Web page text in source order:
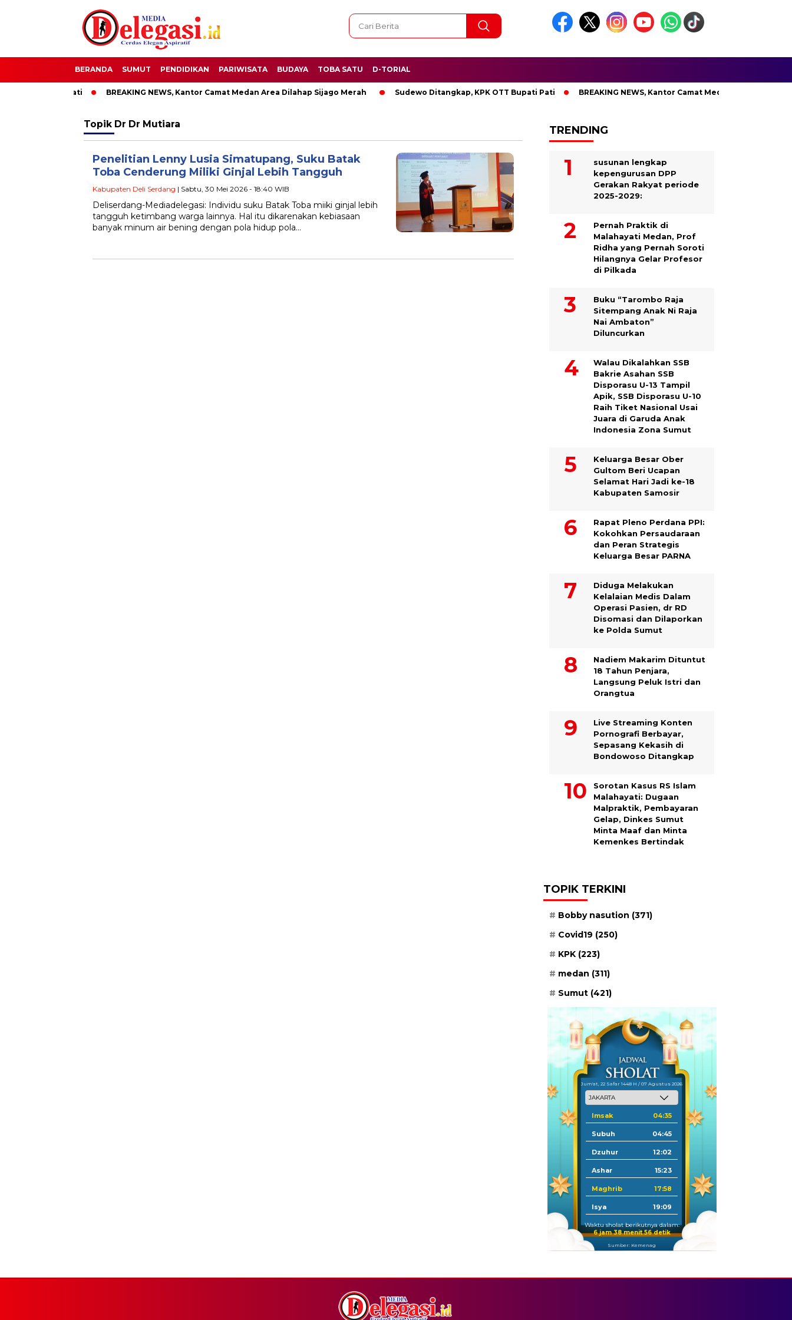
BERANDA SUMUT PENDIDIKAN PARIWISATA BUDAYA TOBA SATU D-TORIAL
BREAKING NEWS, Kantor Camat Medan Area Dilahap Sijago Merah Sudewo Ditangkap, KPK OTT Bupati Pati BREAKING NEWS, Kantor Camat Medan Area Dilahap
Topik Dr Dr Mutiara
Penelitian Lenny Lusia Simatupang, Suku Batak
Toba Cenderung Miliki Ginjal Lebih Tangguh
Kabupaten Deli Serdang | Sabtu, 30 Mei 2026 - 18:40 WIB
Deliserdang-Mediadelegasi: Individu suku Batak Toba miiki ginjal lebih
tangguh ketimbang warga lainnya. Hal itu dikarenakan kebiasaan
banyak minum air bening dengan pola hidup pola…
TRENDING
susunan lengkap
kepengurusan DPP
Gerakan Rakyat periode
2025-2029:
Pernah Praktik di
Malahayati Medan, Prof
Ridha yang Pernah Soroti
Hilangnya Gelar Profesor
di Pilkada
Buku “Tarombo Raja
Sitempang Anak Ni Raja
Nai Ambaton”
Diluncurkan
Walau Dikalahkan SSB
Bakrie Asahan SSB
Disporasu U-13 Tampil
Apik, SSB Disporasu U-10
Raih Tiket Nasional Usai
Juara di Garuda Anak
Indonesia Zona Sumut
Keluarga Besar Ober
Gultom Beri Ucapan
Selamat Hari Jadi ke-18
Kabupaten Samosir
Rapat Pleno Perdana PPI:
Kokohkan Persaudaraan
dan Peran Strategis
Keluarga Besar PARNA
Diduga Melakukan
Kelalaian Medis Dalam
Operasi Pasien, dr RD
Disomasi dan Dilaporkan
ke Polda Sumut
​Nadiem Makarim Dituntut
18 Tahun Penjara,
Langsung Peluk Istri dan
Orangtua
Live Streaming Konten
Pornografi Berbayar,
Sepasang Kekasih di
Bondowoso Ditangkap
Sorotan Kasus RS Islam
Malahayati: Dugaan
Malpraktik, Pembayaran
Gelap, Dinkes Sumut
Minta Maaf dan Minta
Kemenkes Bertindak
TOPIK TERKINI
Bobby nasution (371)
Covid19 (250)
KPK (223)
medan (311)
Sumut (421)
Jum'at, 22 Safar 1448 H / 07 Agustus 2026
Imsak 04:35
Subuh 04:45
Dzuhur 12:02
Ashar 15:23
Maghrib 17:58
Isya 19:09
Waktu sholat berikutnya dalam:
6 jam 38 menit 56 detik
Sumber: Kemenag